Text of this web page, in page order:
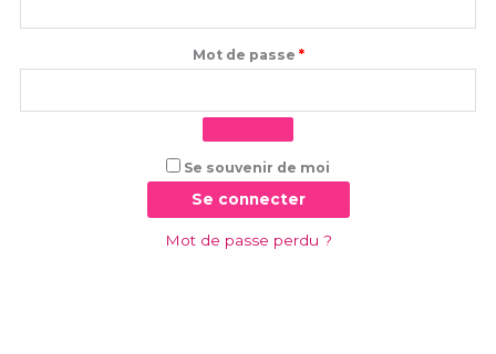
Mot de passe *
Se souvenir de moi
Se connecter
Mot de passe perdu ?